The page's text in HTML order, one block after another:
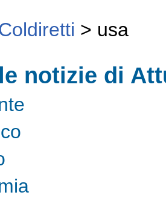
> usa
notizie di